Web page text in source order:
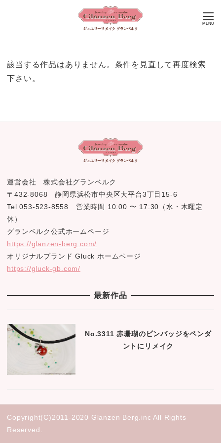
MENU
該当する作品はありません。条件を見直して再度検索
下さい。
運営会社 株式会社グランベルク
〒432-8068 静岡県浜松市中央区大平台3丁目15-6
Tel 053-523-8558 営業時間 10:00 〜 17:30（水・木曜定
休）
グランベルク公式ホームページ
https://glanzen-berg.com/
オリジナルブランド Gluck ホームページ
https://gluck-gb.com/
最新作品
No.3311 赤珊瑚のピンバッジをペンダ
ントにリメイク
Copyright(C)2011-2020 Glanzen Berg.inc All Rights
Reserved.